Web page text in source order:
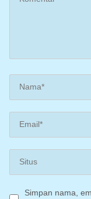
Simpan nama,